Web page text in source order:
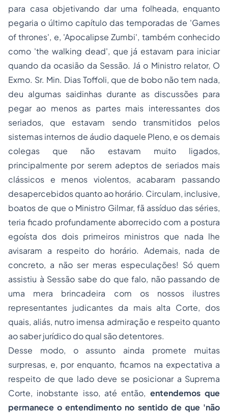
para casa objetivando dar uma folheada, enquanto
pegaria o último capítulo das temporadas de 'Games
of thrones', e, 'Apocalipse Zumbi', também conhecido
como 'the walking dead', que já estavam para iniciar
quando da ocasião da Sessão. Já o Ministro relator, O
Exmo. Sr. Min. Dias Toffoli, que de bobo não tem nada,
deu algumas saidinhas durante as discussões para
pegar ao menos as partes mais interessantes dos
seriados, que estavam sendo transmitidos pelos
sistemas internos de áudio daquele Pleno, e os demais
colegas que não estavam muito ligados,
principalmente por serem adeptos de seriados mais
clássicos e menos violentos, acabaram passando
desapercebidos quanto ao horário. Circulam, inclusive,
boatos de que o Ministro Gilmar, fã assíduo das séries,
teria ficado profundamente aborrecido com a postura
egoísta dos dois primeiros ministros que nada lhe
avisaram a respeito do horário. Ademais, nada de
concreto, a não ser meras especulações! Só quem
assistiu à Sessão sabe do que falo, não passando de
uma mera brincadeira com os nossos ilustres
representantes judicantes da mais alta Corte, dos
quais, aliás, nutro imensa admiração e respeito quanto
ao saber jurídico do qual são detentores.
Desse modo, o assunto ainda promete muitas
surpresas, e, por enquanto, ficamos na expectativa a
respeito de que lado deve se posicionar a Suprema
Corte, inobstante isso, até então, entendemos que
permanece o entendimento no sentido de que 'não